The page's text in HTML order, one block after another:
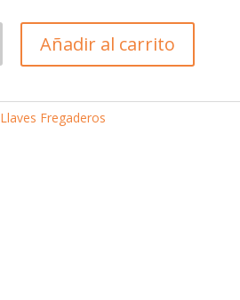
Añadir al carrito
Llaves Fregaderos